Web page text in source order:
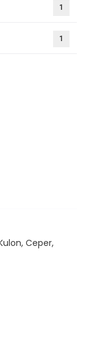
1
1
Ceper,